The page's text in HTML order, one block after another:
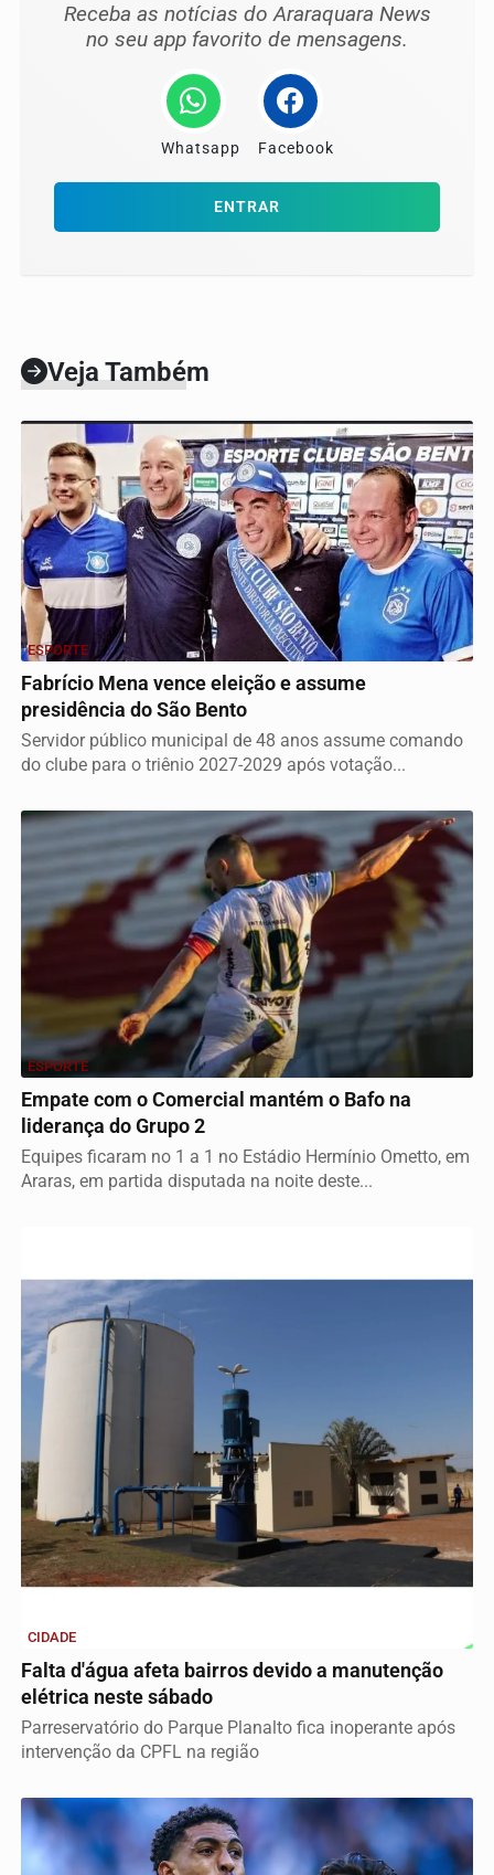
Receba as notícias do Araraquara News
no seu app favorito de mensagens.
Whatsapp Facebook
ENTRAR
Veja Também
ESPORTE
Fabrício Mena vence eleição e assume
presidência do São Bento
Servidor público municipal de 48 anos assume comando
do clube para o triênio 2027-2029 após votação...
ESPORTE
Empate com o Comercial mantém o Bafo na
liderança do Grupo 2
Equipes ficaram no 1 a 1 no Estádio Hermínio Ometto, em
Araras, em partida disputada na noite deste...
CIDADE
Falta d'água afeta bairros devido a manutenção
elétrica neste sábado
Parreservatório do Parque Planalto fica inoperante após
intervenção da CPFL na região